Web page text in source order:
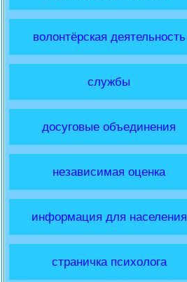
волонтёрская деятельность
службы
досуговые объединения
независимая оценка
информация для населения
страничка психолога